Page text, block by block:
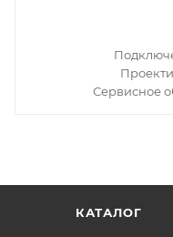
Сервисное
КАТАЛОГ